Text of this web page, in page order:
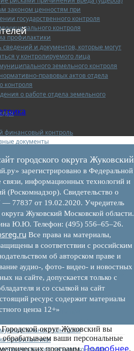
законом ценностям при
государственного контроля
контроля
профилактики
сведений и документов, которые могут
у контролируемого лица
земельного контроля
правовых актов отдела
контроля
о работе отдела земельного
финансовый контроль
документы
жилищный контроль
участков с неоформленными
имущества
недвижимого имущества г.о.
в присяжные заседатели
приставов
на автомобильном
контроль
лесного контроля
правовые акты (НПА), регулирующие
муниципального лесного
рисками причинения вреда (ущерба)
законом ценностям при
контроля
профилактики
лесного контроля
городского округа Жуковский
зарегистрировано в Федеральной
связи, информационных технологий и
(Роскомнадзор). Свидетельство о
77837 от 19.02.2020. Учредитель
Жуковский Московской области.
Ю.Ю. Телефон: (495) 556–65–26.
Все права на материалы,
в соответствии с российским
об авторском праве и
аудио-, фото- видео- и новостных
на сайте, допускается только с
и со ссылкой на сайт
ресурс содержит материалы
ценза 12+»
округ Жуковский вы
обрабатываем ваши персональные
программ.Подробнее.